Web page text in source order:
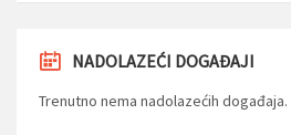
NADOLAZEĆI DOGAĐAJI
Trenutno nema nadolazećih događaja.